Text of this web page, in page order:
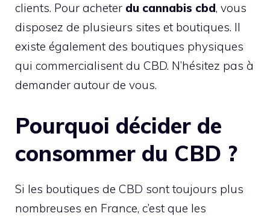
clients. Pour acheter du cannabis cbd, vous
disposez de plusieurs sites et boutiques. Il
existe également des boutiques physiques
qui commercialisent du CBD. N’hésitez pas à
demander autour de vous.
Pourquoi décider de
consommer du CBD ?
Si les boutiques de CBD sont toujours plus
nombreuses en France, c’est que les